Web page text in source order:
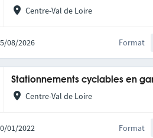
Centre-Val de Loire
08/2026 Format
Stationnements cyclables en
Centre-Val de Loire
01/2022 Format